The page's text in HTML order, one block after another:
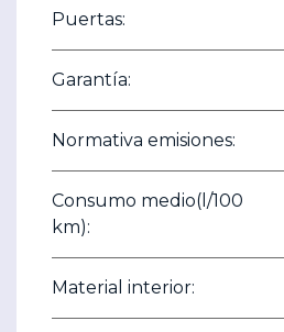
Puertas:
Garantía:
Normativa emisiones:
Consumo medio(l/100
km):
Material interior: